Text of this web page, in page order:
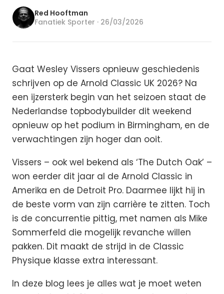
Red Hooftman
Fanatiek Sporter · 26/03/2026
Gaat Wesley Vissers opnieuw geschiedenis
schrijven op de Arnold Classic UK 2026? Na
een ijzersterk begin van het seizoen staat de
Nederlandse topbodybuilder dit weekend
opnieuw op het podium in Birmingham, en de
verwachtingen zijn hoger dan ooit.
Vissers – ook wel bekend als ‘The Dutch Oak’ –
won eerder dit jaar al de Arnold Classic in
Amerika en de Detroit Pro. Daarmee lijkt hij in
de beste vorm van zijn carrière te zitten. Toch
is de concurrentie pittig, met namen als Mike
Sommerfeld die mogelijk revanche willen
pakken. Dit maakt de strijd in de Classic
Physique klasse extra interessant.
In deze blog lees je alles wat je moet weten